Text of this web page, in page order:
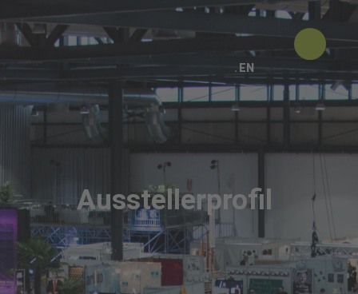
EN
Ausstellerprofil